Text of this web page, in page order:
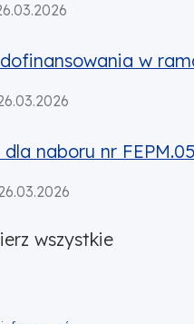
w ramach naboru nr
w
nr FEPM.05.18-IZ.00-003/
naboru nr
wszystkie